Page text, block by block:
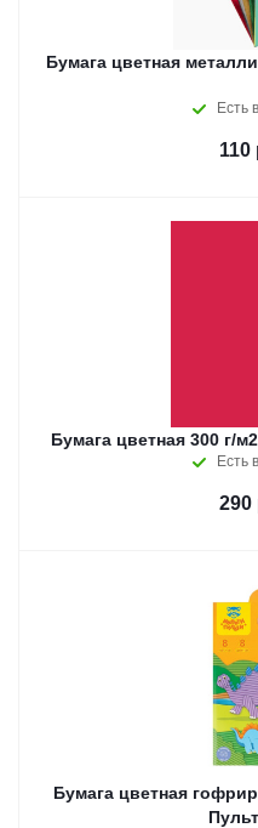
Бумага цветная
Есть
110
Бумага цветная 300 г/
Есть
290
Бумага цветная